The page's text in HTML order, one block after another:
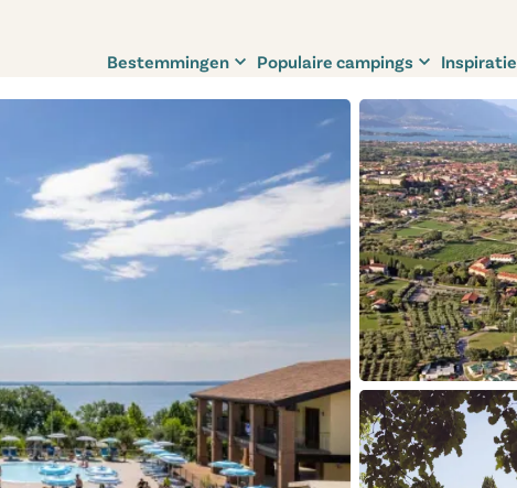
Bestemmingen Populaire campings Inspiratie